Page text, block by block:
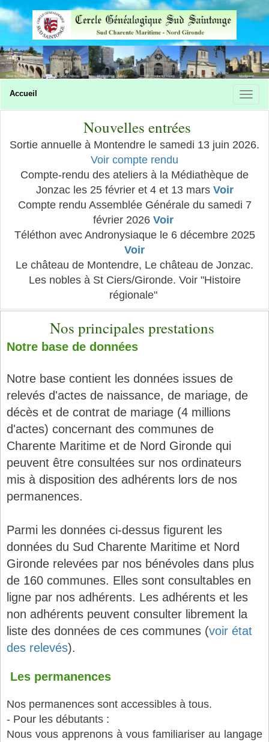
Accueil
Nouvelles entrées
Sortie annuelle à Montendre le samedi 13 juin 2026.
Voir compte rendu
Compte-rendu des ateliers à la Médiathèque de
Jonzac les 25 février et 4 et 13 mars Voir
Compte rendu Assemblée Générale du samedi 7
février 2026 Voir
Téléthon avec Andronysiaque le 6 décembre 2025
Voir
Le château de Montendre, Le château de Jonzac.
Les nobles à St Ciers/Gironde. Voir "Histoire
régionale"
Nos principales prestations
Notre base de données
Notre base contient les données issues de
relevés d'actes de naissance, de mariage, de
décès et de contrat de mariage (4 millions
d'actes) concernant des communes de
Charente Maritime et de Nord Gironde qui
peuvent être consultées sur nos ordinateurs
mis à disposition des adhérents lors de nos
permanences.
Parmi les données ci-dessus figurent les
données du Sud Charente Maritime et Nord
Gironde relevées par nos bénévoles dans plus
de 160 communes. Elles sont consultables en
ligne par nos adhérents. Les adhérents et les
non adhérents peuvent consulter librement la
liste des données de ces communes (voir état
des relevés).
Les permanences
Nos permanences sont accessibles à tous.
- Pour les débutants :
Nous vous apprenons à vous familiariser au langage